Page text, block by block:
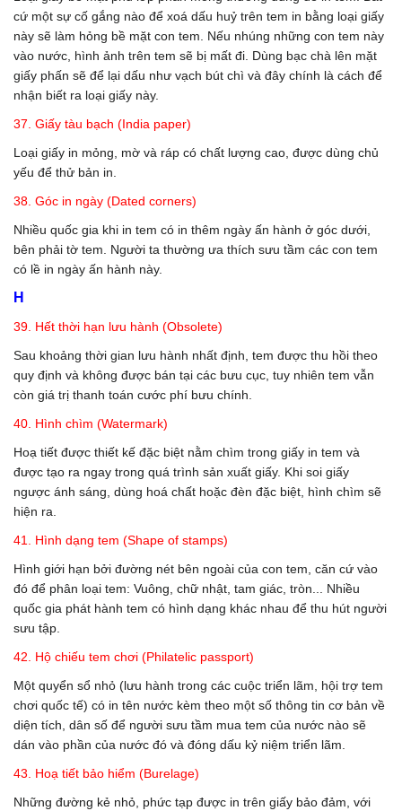
cứ một sự cố gắng nào để xoá dấu huỷ trên tem in bằng loại giấy
này sẽ làm hỏng bề mặt con tem. Nếu nhúng những con tem này
vào nước, hình ảnh trên tem sẽ bị mất đi. Dùng bạc chà lên mặt
giấy phấn sẽ để lại dấu như vạch bút chì và đây chính là cách để
nhận biết ra loại giấy này.
37. Giấy tàu bạch (India paper)
Loại giấy in mỏng, mờ và ráp có chất lượng cao, được dùng chủ
yếu để thử bản in.
38. Góc in ngày (Dated corners)
Nhiều quốc gia khi in tem có in thêm ngày ấn hành ở góc dưới,
bên phải tờ tem. Người ta thường ưa thích sưu tầm các con tem
có lề in ngày ấn hành này.
H
39. Hết thời hạn lưu hành (Obsolete)
Sau khoảng thời gian lưu hành nhất định, tem được thu hồi theo
quy định và không được bán tại các bưu cục, tuy nhiên tem vẫn
còn giá trị thanh toán cước phí bưu chính.
40. Hình chìm (Watermark)
Hoạ tiết được thiết kế đặc biệt nằm chìm trong giấy in tem và
được tạo ra ngay trong quá trình sản xuất giấy. Khi soi giấy
ngược ánh sáng, dùng hoá chất hoặc đèn đặc biệt, hình chìm sẽ
hiện ra.
41. Hình dạng tem (Shape of stamps)
Hình giới hạn bởi đường nét bên ngoài của con tem, căn cứ vào
đó để phân loại tem: Vuông, chữ nhật, tam giác, tròn... Nhiều
quốc gia phát hành tem có hình dạng khác nhau để thu hút người
sưu tập.
42. Hộ chiếu tem chơi (Philatelic passport)
Một quyển sổ nhỏ (lưu hành trong các cuộc triển lãm, hội trợ tem
chơi quốc tế) có in tên nước kèm theo một số thông tin cơ bản về
diện tích, dân số để người sưu tầm mua tem của nước nào sẽ
dán vào phần của nước đó và đóng dấu kỷ niệm triển lãm.
43. Hoạ tiết bảo hiểm (Burelage)
Những đường kẻ nhỏ, phức tạp được in trên giấy bảo đảm, với